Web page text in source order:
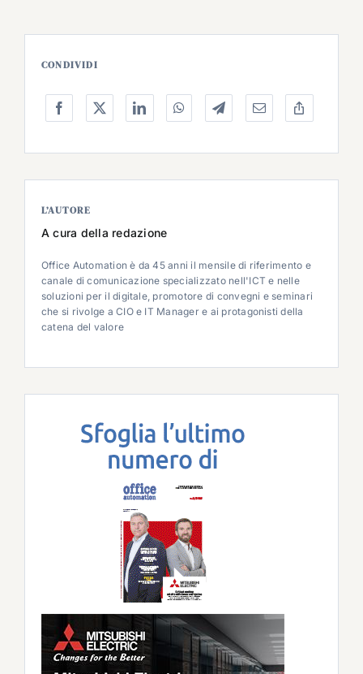
CONDIVIDI
L’AUTORE
A cura della redazione
Office Automation è da 45 anni il mensile di riferimento e
canale di comunicazione specializzato nell'ICT e nelle
soluzioni per il digitale, promotore di convegni e seminari
che si rivolge a CIO e IT Manager e ai protagonisti della
catena del valore